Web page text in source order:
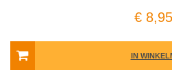
€ 8,95
IN